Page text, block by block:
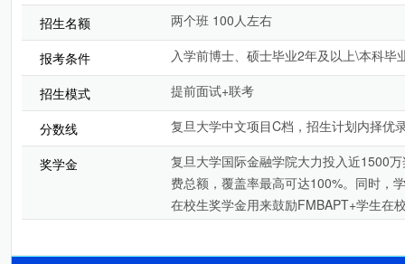
招生名额 两个班 100人左右
报考条件 入学前博士、硕士毕业2年及以上\本科
招生模式 提前面试+联考
分数线 复旦大学中文项目C档，招生计划内择优
奖学金
复旦大学国际金融学院大力投入近1500
费总额，覆盖率最高可达100%。同时，
在校生奖学金用来鼓励FMBAPT+学生在